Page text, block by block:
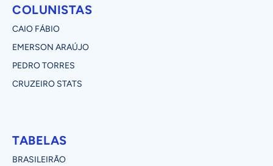
COLUNISTAS
CAIO FÁBIO
EMERSON ARAÚJO
PEDRO TORRES
CRUZEIRO STATS
TABELAS
BRASILEIRÃO